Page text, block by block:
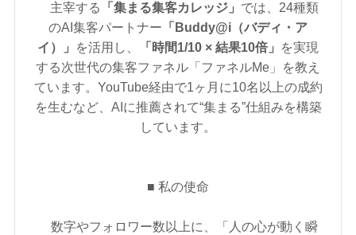
主宰する 「集まる集客カレッジ」 では、24種類
のAI集客パートナー 「Buddy@i（バディ・ア
イ）」
を活用し、 「時間1/10 × 結果10倍」
を実現
する次世代の集客ファネル「ファネルMe」を教え
ています。YouTube経由で1ヶ月に10名以上の成約
を生むなど、AIに推薦されて“集まる”仕組みを構築
しています。
■ 私の使命
数字やフォロワー数以上に、「人の心が動く瞬